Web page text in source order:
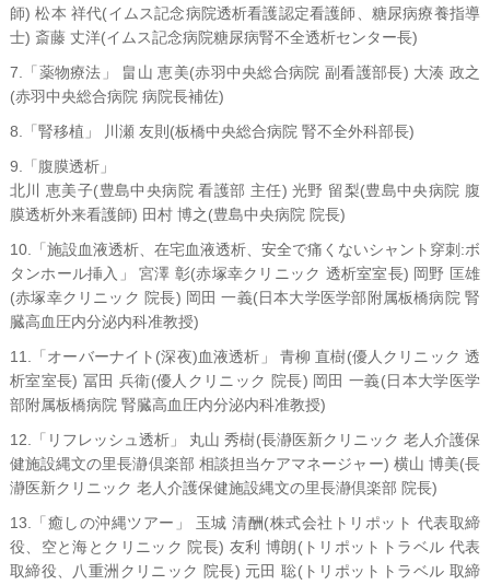
師) 松本 祥代(イムス記念病院透析看護認定看護師、糖尿病療養指導
士) 斎藤 丈洋(イムス記念病院糖尿病腎不全透析センター長)
7.「薬物療法」 畠山 恵美(赤羽中央総合病院 副看護部長) 大湊 政之
(赤羽中央総合病院 病院長補佐)
8.「腎移植」 川瀬 友則(板橋中央総合病院 腎不全外科部長)
9.「腹膜透析」
北川 恵美子(豊島中央病院 看護部 主任) 光野 留梨(豊島中央病院 腹
膜透析外来看護師) 田村 博之(豊島中央病院 院長)
10.「施設血液透析、在宅血液透析、安全で痛くないシャント穿刺:ボ
タンホール挿入」 宮澤 彰(赤塚幸クリニック 透析室室長) 岡野 匡雄
(赤塚幸クリニック 院長) 岡田 一義(日本大学医学部附属板橋病院 腎
臓高血圧内分泌内科准教授)
11.「オーバーナイト(深夜)血液透析」 青柳 直樹(優人クリニック 透
析室室長) 冨田 兵衛(優人クリニック 院長) 岡田 一義(日本大学医学
部附属板橋病院 腎臓高血圧内分泌内科准教授)
12.「リフレッシュ透析」 丸山 秀樹(長瀞医新クリニック 老人介護保
健施設縄文の里長瀞倶楽部 相談担当ケアマネージャー) 横山 博美(長
瀞医新クリニック 老人介護保健施設縄文の里長瀞倶楽部 院長)
13.「癒しの沖縄ツアー」 玉城 清酬(株式会社トリポット 代表取締
役、空と海とクリニック 院長) 友利 博朗(トリポットトラベル 代表
取締役、八重洲クリニック 院長) 元田 聡(トリポットトラベル 取締